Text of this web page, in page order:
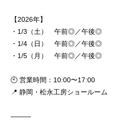
【2026年】
・1/3（土） 午前◎／午後◎
・1/4（日） 午前◎／午後◎
・1/5（月） 午前◎／午後◎
🕙 営業時間：10:00〜17:00
📍 静岡・松永工房ショールーム
―――